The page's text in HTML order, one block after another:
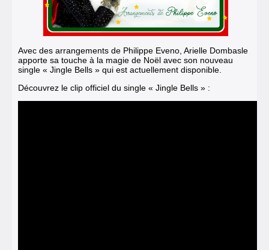
Avec des arrangements de Philippe Eveno, Arielle Dombasle
apporte sa touche à la magie de Noël avec son nouveau
single « Jingle Bells » qui est actuellement disponible.
Découvrez le clip officiel du single « Jingle Bells » :